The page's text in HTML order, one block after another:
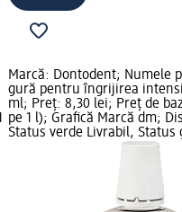
Marcă: Dontodent; Numele
gură pentru îngrijirea
ml; Preț: 8,30 lei; Preț de
pe 1 l); Grafică Marcă dm;
Status verde Livrabil, Status